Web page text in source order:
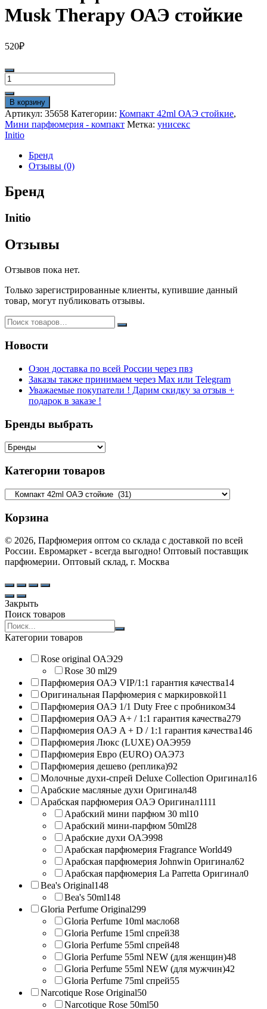
Musk Therapy ОАЭ стойкие
520₽
Количество
товара
Мини
парфюм
42
ml
Initio
Musk
Therapy
стойкие
В корзину
Артикул: 35658 Категории: Компакт 42ml ОАЭ стойкие,
Мини парфюмерия - компакт Метка: унисекс
Initio
Бренд
Отзывы (0)
Бренд
Initio
Отзывы
Отзывов пока нет.
Только зарегистрированные клиенты, купившие данный
товар, могут публиковать отзывы.
Новости
Озон доставка по всей России через пвз
Заказы также принимаем через Max или Telegram
Уважаемые покупатели ! Дарим скидку за отзыв +
подарок в заказе !
Бренды выбрать
Категории товаров
Корзина
© 2026, Парфюмерия оптом со склада с доставкой по всей
России. Евромаркет - всегда выгодно! Оптовый поставщик
парфюмерии. Оптовый склад, г. Москва
Закрыть
Поиск товаров
Search
products:
Категории товаров
Rose original ОАЭ29
Rose 30 ml29
Парфюмерия ОАЭ VIP/1:1 гарантия качества14
Оригинальная Парфюмерия с маркировкой11
Парфюмерия ОАЭ 1/1 Duty Free с пробником34
Парфюмерия ОАЭ A+ / 1:1 гарантия качества279
Парфюмерия ОАЭ A + D / 1:1 гарантия качества146
Парфюмерия Люкс (LUXE) ОАЭ959
Парфюмерия Евро (EURO) ОАЭ73
Парфюмерия дешево (реплика)92
Молочные духи-спрей Deluxe Collection Оригинал16
Арабские масляные духи Оригинал48
Арабская парфюмерия ОАЭ Оригинал1111
Арабский мини парфюм 30 ml10
Арабский мини-парфюм 50ml28
Арабские духи ОАЭ998
Арабская парфюмерия Fragrance World49
Арабская парфюмерия Johnwin Оригинал62
Арабская парфюмерия La Parretta Оригинал0
Bea's Original148
Bea's 50ml148
Gloria Perfume Original299
Gloria Perfume 10ml масло68
Gloria Perfume 15ml спрей38
Gloria Perfume 55ml спрей48
Gloria Perfume 55ml NEW (для женщин)48
Gloria Perfume 55ml NEW (для мужчин)42
Gloria Perfume 75ml спрей55
Narcotique Rose Original50
Narcotique Rose 50ml50